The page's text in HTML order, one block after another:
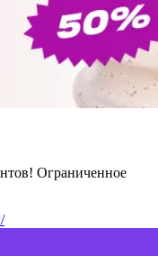
Ограниченное